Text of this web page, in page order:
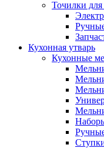
Точилки
Кухонная утварь
Кухонные